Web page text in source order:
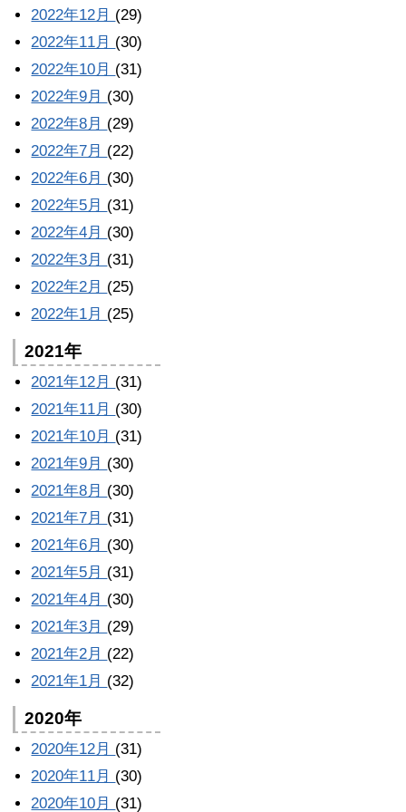
2022年12月 (29)
2022年11月 (30)
2022年10月 (31)
2022年9月 (30)
2022年8月 (29)
2022年7月 (22)
2022年6月 (30)
2022年5月 (31)
2022年4月 (30)
2022年3月 (31)
2022年2月 (25)
2022年1月 (25)
2021年
2021年12月 (31)
2021年11月 (30)
2021年10月 (31)
2021年9月 (30)
2021年8月 (30)
2021年7月 (31)
2021年6月 (30)
2021年5月 (31)
2021年4月 (30)
2021年3月 (29)
2021年2月 (22)
2021年1月 (32)
2020年
2020年12月 (31)
2020年11月 (30)
2020年10月 (31)